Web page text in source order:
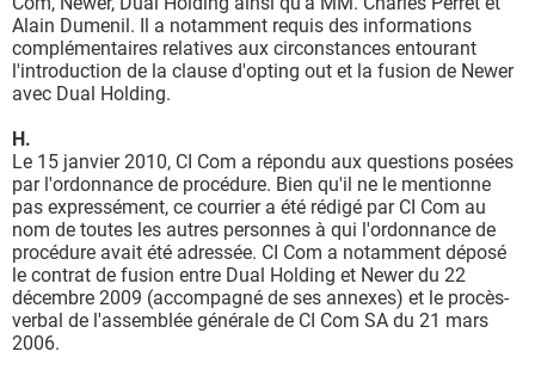
Alain Dumenil. Il a notamment requis des informations
complémentaires relatives aux circonstances entourant
l'introduction de la clause d'opting out et la fusion de Newer
avec Dual Holding.
H.
Le 15 janvier 2010, CI Com a répondu aux questions posées
par l'ordonnance de procédure. Bien qu'il ne le mentionne
pas expressément, ce courrier a été rédigé par CI Com au
nom de toutes les autres personnes à qui l'ordonnance de
procédure avait été adressée. CI Com a notamment déposé
le contrat de fusion entre Dual Holding et Newer du 22
décembre 2009 (accompagné de ses annexes) et le procès-
verbal de l'assemblée générale de CI Com SA du 21 mars
2006.